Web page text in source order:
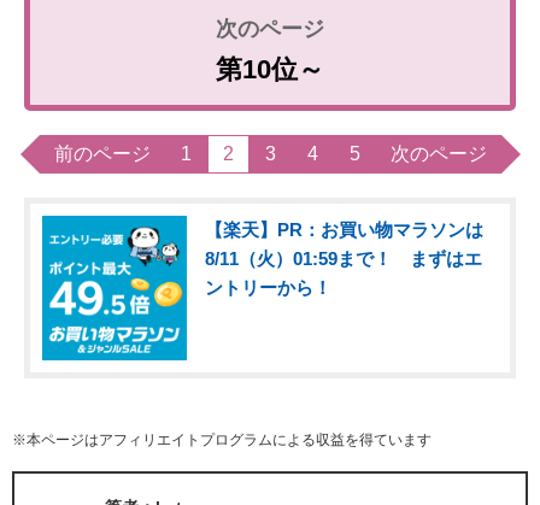
第10位～
前のページ 1 2 3 4 5 次のページ
【楽天】PR：お買い物マラソンは
8/11（火）01:59まで！ まずはエ
ントリーから！
※本ページはアフィリエイトプログラムによる収益を得ています